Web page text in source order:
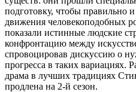
подготовку, чтобы правильно
движения человекоподобных
показали истинные людские
конфронтацию между
спровоцировав дискуссию о
прогресса в таких вариациях.
драма в лучших традициях
продлена на 2-й сезон.